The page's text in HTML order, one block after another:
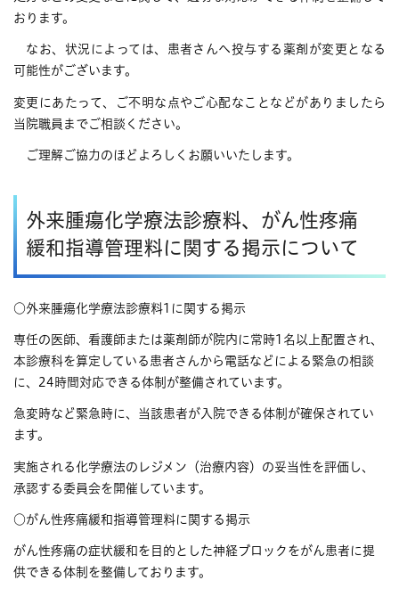
おります。
なお、状況によっては、患者さんへ投与する薬剤が変更となる
可能性がございます。
変更にあたって、ご不明な点やご心配なことなどがありましたら
当院職員までご相談ください。
ご理解ご協力のほどよろしくお願いいたします。
外来腫瘍化学療法診療料、がん性疼痛
緩和指導管理料に関する掲示について
○外来腫瘍化学療法診療料1に関する掲示
専任の医師、看護師または薬剤師が院内に常時1名以上配置され、
本診療科を算定している患者さんから電話などによる緊急の相談
に、24時間対応できる体制が整備されています。
急変時など緊急時に、当該患者が入院できる体制が確保されてい
ます。
実施される化学療法のレジメン（治療内容）の妥当性を評価し、
承認する委員会を開催しています。
○がん性疼痛緩和指導管理料に関する掲示
がん性疼痛の症状緩和を目的とした神経ブロックをがん患者に提
供できる体制を整備しております。